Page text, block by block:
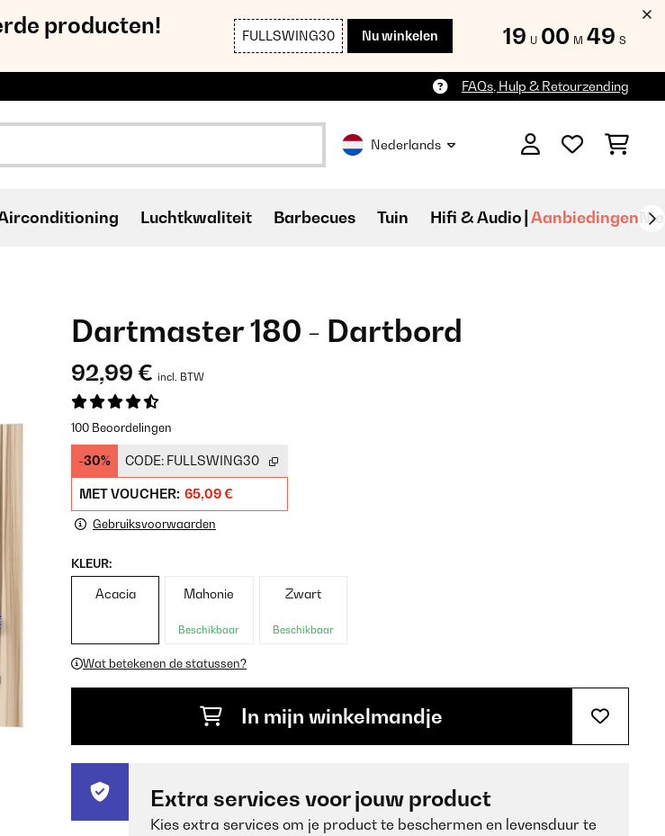
producten! FULLSWING30 Nu winkelen 19 U 00 M 47 S
FAQs, Hulp & Retourzending
Nederlands
Luchtkwaliteit Barbecues Tuin Hifi & Audio Aanbiedingen
Dartmaster 180 - Dartbord
92,99 € incl. BTW
100 Beoordelingen
-30% CODE: FULLSWING30
MET VOUCHER: 65,09 €
Gebruiksvoorwaarden
KLEUR:
Acacia Mahonie
Beschikbaar
Zwart
Beschikbaar
Wat betekenen de statussen?
In mijn winkelmandje
Extra services voor jouw product
Kies extra services om je product te beschermen en levensduur te